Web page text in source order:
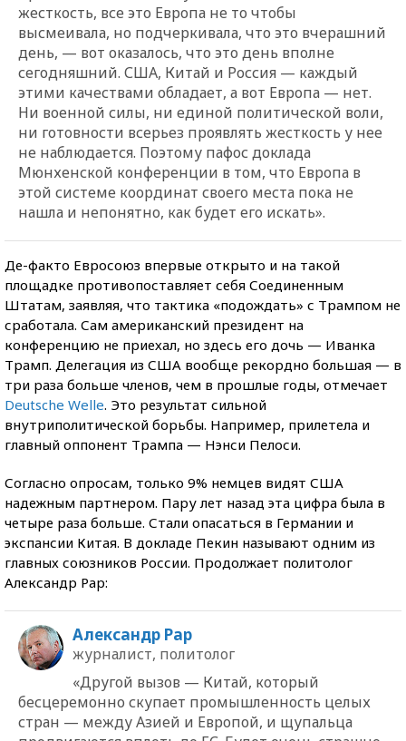
жесткость, все это Европа не то чтобы
высмеивала, но подчеркивала, что это вчерашний
день, — вот оказалось, что это день вполне
сегодняшний. США, Китай и Россия — каждый
этими качествами обладает, а вот Европа — нет.
Ни военной силы, ни единой политической воли,
ни готовности всерьез проявлять жесткость у нее
не наблюдается. Поэтому пафос доклада
Мюнхенской конференции в том, что Европа в
этой системе координат своего места пока не
нашла и непонятно, как будет его искать».
Де-факто Евросоюз впервые открыто и на такой
площадке противопоставляет себя Соединенным
Штатам, заявляя, что тактика «подождать» с Трампом не
сработала. Сам американский президент на
конференцию не приехал, но здесь его дочь — Иванка
Трамп. Делегация из США вообще рекордно большая — в
три раза больше членов, чем в прошлые годы, отмечает
Deutsche Welle. Это результат сильной
внутриполитической борьбы. Например, прилетела и
главный оппонент Трампа — Нэнси Пелоси.
Согласно опросам, только 9% немцев видят США
надежным партнером. Пару лет назад эта цифра была в
четыре раза больше. Стали опасаться в Германии и
экспансии Китая. В докладе Пекин называют одним из
главных союзников России. Продолжает политолог
Александр Рар:
Александр Рар
журналист, политолог
«Другой вызов — Китай, который
бесцеремонно скупает промышленность целых
стран — между Азией и Европой, и щупальца